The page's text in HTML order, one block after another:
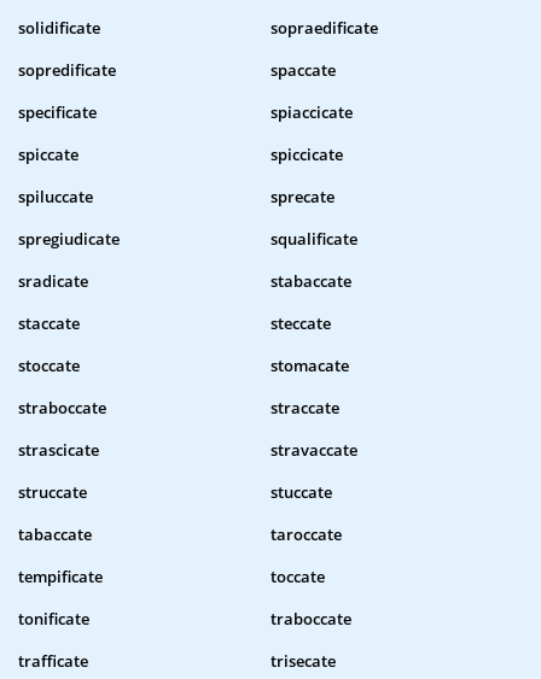
solidificate
sopraedificate
sopredificate
spaccate
specificate
spiaccicate
spiccate
spiccicate
spiluccate
sprecate
spregiudicate
squalificate
sradicate
stabaccate
staccate
steccate
stoccate
stomacate
straboccate
straccate
strascicate
stravaccate
struccate
stuccate
tabaccate
taroccate
tempificate
toccate
tonificate
traboccate
trafficate
trisecate